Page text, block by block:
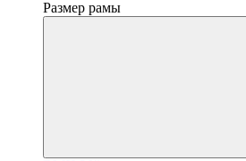
Размер рамы